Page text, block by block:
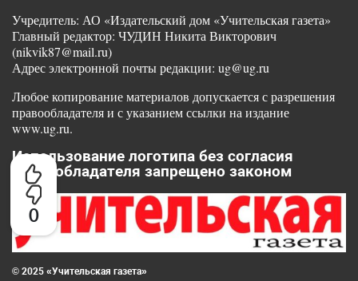
0
Учредитель: АО «Издательский дом «Учительская газета»
Главный редактор: ЧУДИН Никита Викторович
(nikvik87@mail.ru)
Адрес электронной почты редакции: ug@ug.ru
Любое копирование материалов допускается с разрешения
правообладателя и с указанием ссылки на издание
www.ug.ru.
Использование логотипа без согласия
правообладателя запрещено законом
© 2025 «Учительская газета»